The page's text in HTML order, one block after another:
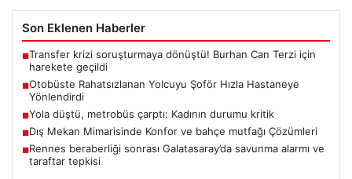
Son Eklenen Haberler
■Transfer krizi soruşturmaya dönüştü! Burhan Can Terzi için
harekete geçildi
■Otobüste Rahatsızlanan Yolcuyu Şoför Hızla Hastaneye
Yönlendirdi
■Yola düştü, metrobüs çarptı: Kadının durumu kritik
■Dış Mekan Mimarisinde Konfor ve bahçe mutfağı Çözümleri
■Rennes beraberliği sonrası Galatasaray’da savunma alarmı ve
taraftar tepkisi